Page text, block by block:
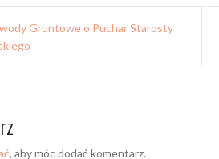
Gruntowe o Puchar Starosty
, aby móc dodać komentarz.